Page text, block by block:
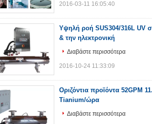
2016-03-11 16:05:40
Υψηλή ροή SUS304/316L UV
& την ηλεκτρονική
Διαβάστε περισσότερα
2016-10-24 11:33:09
Οριζόντια προϊόντα 52GPM
Tianium/ώρα
Διαβάστε περισσότερα